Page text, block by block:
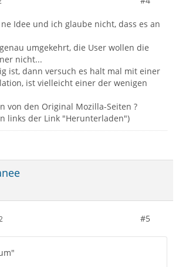
Idee und ich glaube nicht, dass es an
umgekehrt, die User wollen die
nicht...
ist, dann versuch es halt mal mit einer
ist vielleicht einer der wenigen
von den Original Mozilla-Seiten ?
links der Link "Herunterladen")
#5